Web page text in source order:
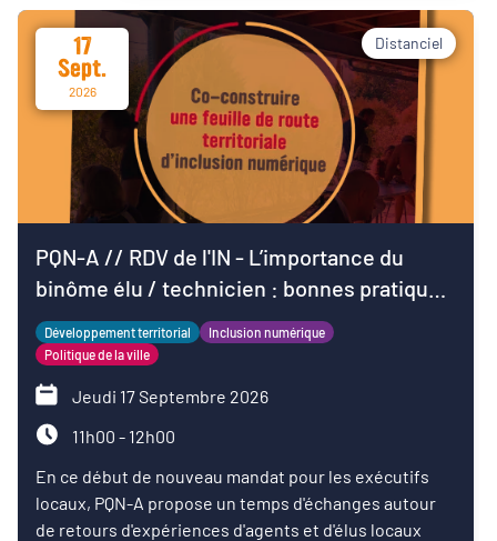
17
Sept.
2026
Distanciel
PQN-A // RDV de l'IN - L’importance du
binôme élu / technicien : bonnes pratiques
pour démarrer le mandat
Développement territorial
Inclusion numérique
Politique de la ville
Jeudi 17 Septembre 2026
11h00 - 12h00
En ce début de nouveau mandat pour les exécutifs
locaux, PQN-A propose un temps d'échanges autour
de retours d'expériences d'agents et d'élus locaux